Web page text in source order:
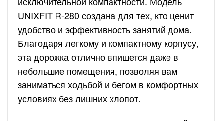
UNIXFIT R-280 создана для тех, кто ценит
удобство и эффективность занятий дома.
Благодаря легкому и компактному корпусу,
эта дорожка отлично впишется даже в
небольшие помещения, позволяя вам
заниматься ходьбой и бегом в комфортных
условиях без лишних хлопот.